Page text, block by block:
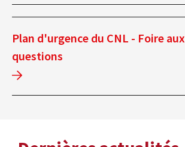
Plan d'urgence du CNL - Foire aux
questions